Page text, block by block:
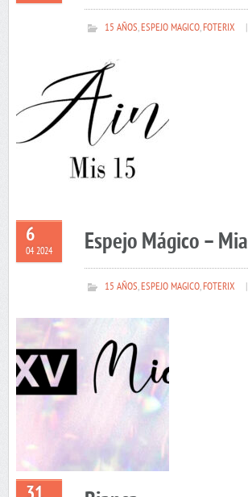
15 AÑOS,ESPEJO MAGICO,FOTERIX
6
04 2024 Espejo Mágico – Mia
15 AÑOS,ESPEJO MAGICO,FOTERIX